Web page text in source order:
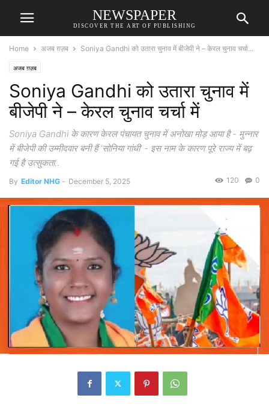
NEWSPAPER
DISCOVER THE ART OF PUBLISHING
Home अजब ग़ज़ब Soniya Gandhi को उतारा चुनाव में बीजेपी ने – केरल चुनाव चर्चा...
अजब ग़ज़ब
Soniya Gandhi को उतारा चुनाव में
बीजेपी ने – केरल चुनाव चर्चा में
Soniya Gandhi के कारण केरल पंचायत चुनाव में अनोखा मोड़ आया है - मुन्नार
में बीजेपी की उम्मीदवार बनी हैं ‘सोनिया गांधी’ - इस नाम के कारण पूरे राज्य में बढ़
गई है उत्सुकता..
By Editor NHG - December 5, 2025 0
120